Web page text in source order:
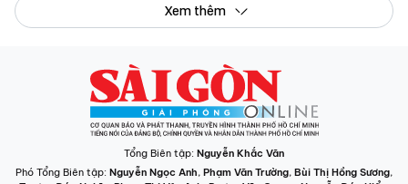
Xem thêm
Tổng Biên tập: Nguyễn Khắc Văn
Phó Tổng Biên tập: Nguyễn Ngọc Anh, Phạm Văn Trường, Bùi Thị Hồng Sương,